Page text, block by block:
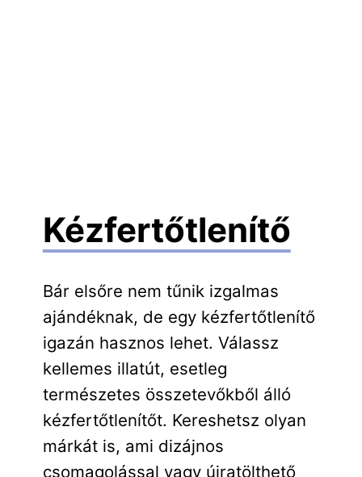
Kézfertőtlenítő
Bár elsőre nem tűnik izgalmas
ajándéknak, de egy kézfertőtlenítő
igazán hasznos lehet. Válassz
kellemes illatút, esetleg
természetes összetevőkből álló
kézfertőtlenítőt. Kereshetsz olyan
márkát is, ami dizájnos
csomagolással vagy újratölthető